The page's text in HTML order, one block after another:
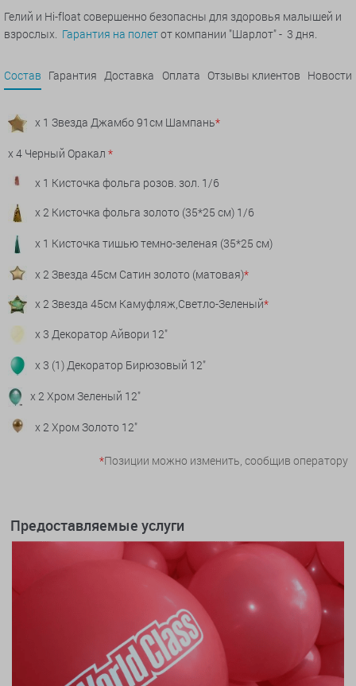
Гелий и Hi-float совершенно безопасны для здоровья малышей и
взрослых. Гарантия на полетот компании "Шарлот" - 3 дня.
Состав Гарантия Доставка Оплата Отзывы клиентов Новости
x 1 Звезда Джамбо 91см Шампань*
x 4 Черный Оракал *
x 1 Кисточка фольга розов. зол. 1/6
x 2 Кисточка фольга золото (35*25 см) 1/6
x 1 Кисточка тишью темно-зеленая (35*25 см)
x 2 Звезда 45см Сатин золото (матовая)*
x 2 Звезда 45см Камуфляж,Светло-Зеленый*
x 3 Декоратор Айвори 12"
x 3 (1) Декоратор Бирюзовый 12"
x 2 Хром Зеленый 12"
x 2 Хром Золото 12"
*Позиции можно изменить, сообщив оператору
Предоставляемые услуги